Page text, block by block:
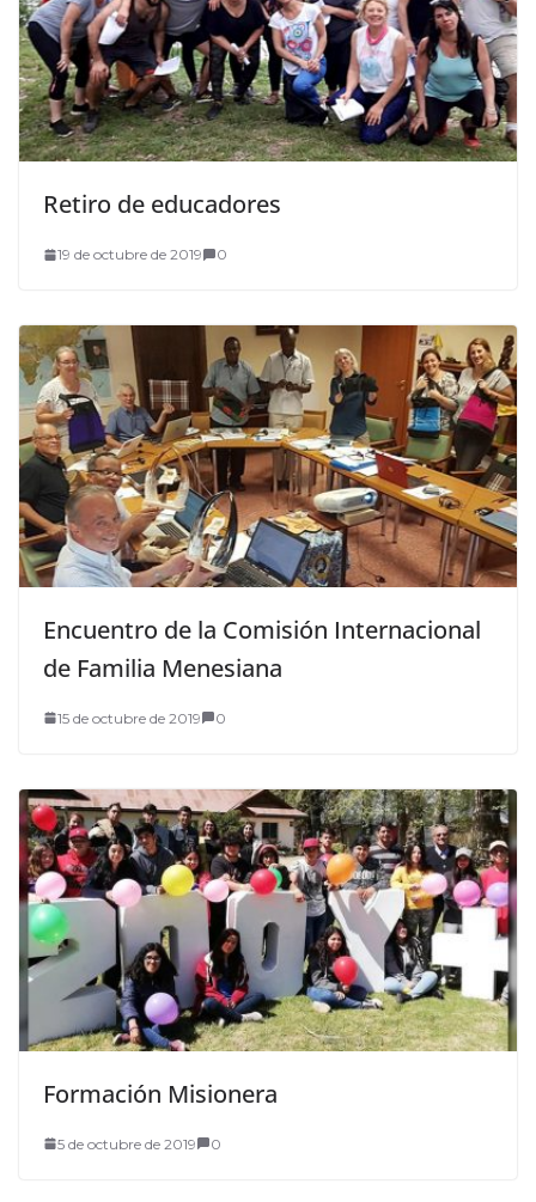
Retiro de educadores
19 de octubre de 2019 0
Encuentro de la Comisión Internacional
de Familia Menesiana
15 de octubre de 2019 0
Formación Misionera
5 de octubre de 2019 0